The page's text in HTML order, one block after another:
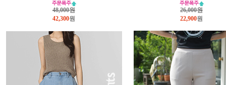
48,000원
42,300원
26,000원
22,900원